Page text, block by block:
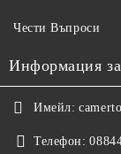
Чести Въпроси
Информация
Имейл:
Телефон: